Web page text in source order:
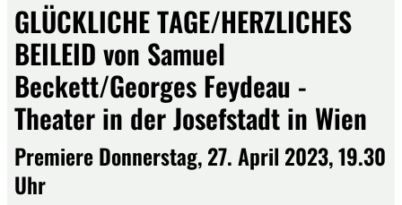
GLÜCKLICHE TAGE/HERZLICHES
BEILEID von Samuel
Beckett/Georges Feydeau -
Theater in der Josefstadt in Wien
Premiere Donnerstag, 27. April 2023, 19.30
Uhr